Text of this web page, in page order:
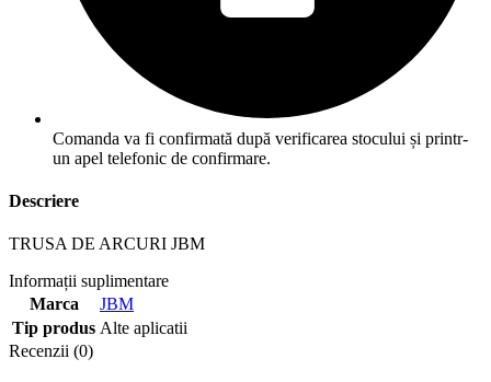
Comanda va fi confirmată după verificarea stocului și printr-
un apel telefonic de confirmare.
Descriere
TRUSA DE ARCURI JBM
Informații suplimentare
Marca
JBM
Tip produs Alte aplicatii
Recenzii (0)